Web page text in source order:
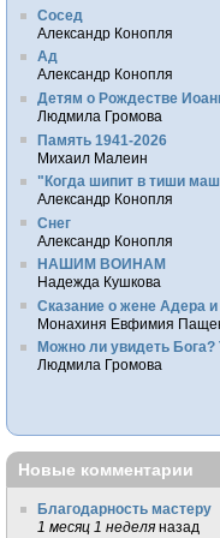
Сосед
Александр Конопля
Ад
Александр Конопля
Детям о Рождестве
Людмила Громова
Память 1941-2026
Михаил Малеин
"Когда шипит в тиши
Александр Конопля
Снег
Александр Конопля
НАШИМ ВОИНАМ
Надежда Кушкова
Сказание о жене Адера
Монахиня Евфимия
Можно ли увидеть
Людмила Громова
Новые комментарии
Благодарность мастеру
1 месяц 1 неделя назад